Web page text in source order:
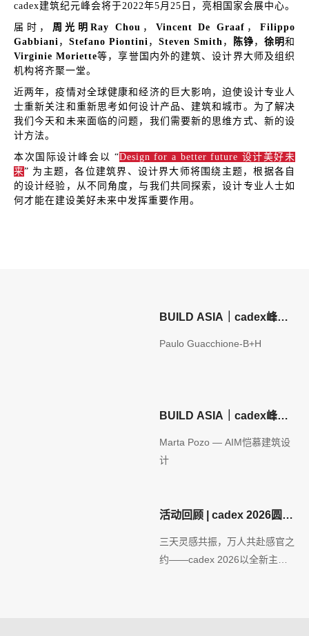
cadex建筑纪元峰会将于2022年5月25日，亮相国家会展中心。
届时， 周光明Ray Chou ， Vincent De Graaf ，Filippo
Gabbiani ， Stefano Piontini ， Steven Smith ， 陈铮 ， 徐明 和
Virginie Moriette等，享誉国内外的建筑、设计界大师及组织
机构将齐聚一堂。
近两年，疫情对全球健康和经济的巨大影响，迫使设计专业人
士重新关注和重新思考如何设计产品、建筑和城市。为了解决
我们今天和未来面临的问题，我们需要新的思维方式、新的设
计方法。
本次国际设计峰会以 “Design for a better future 设计美好未
来” 为主题，各位建筑界、设计界大师将围绕主题，根据各自
的设计经验，从不同角度，与我们共同探索，设计专业人士如
何才能在建设美好未来中发挥重要作用。
BUILD ASIA｜cadex峰会
嘉宾预告
Paulo Guacchione-B+H
BUILD ASIA｜cadex峰会
嘉宾预告
Marta Pozo — AIM恺慕建筑设
计
活动回顾 | cadex 2026圆满
收官！Sense It！当设计唤
醒五感，一场感官经济的思
三天灵感共振，万人共赴感官之
约——cadex 2026以全新主题